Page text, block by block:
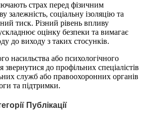
страх перед фізичним
залежність, соціальну ізоляцію та
тиск. Різний рівень впливу
оцінку безпеки та вимагає
до виходу з таких стосунків.
насильства або психологічного
звернутися до профільних спеціалістів
служб або правоохоронних органів
та підтримки.
Публікації